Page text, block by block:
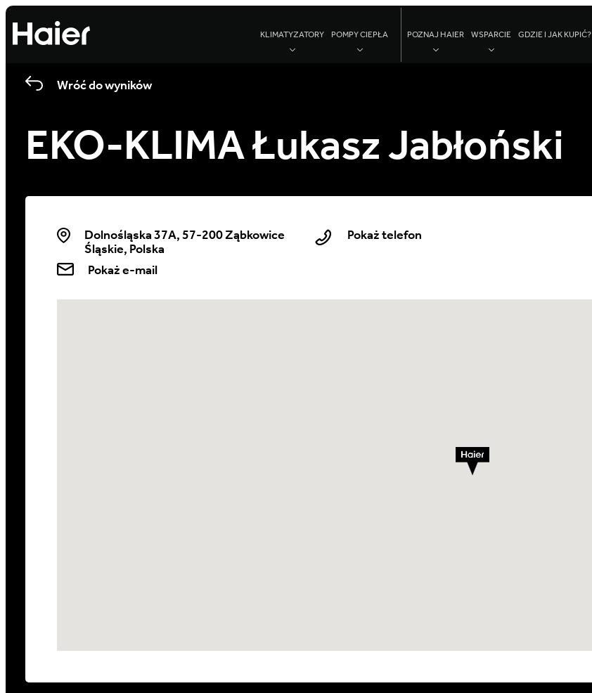
KLIMATYZATORY POMPY CIEPŁA POZNAJ HAIER WSPARCIE GDZIE I JAK KUPIĆ?
Wróć do wyników
EKO-KLIMA Łukasz Jabłoński
Dolnośląska 37A, 57-200 Ząbkowice
Śląskie, Polska
Pokaż telefon
Pokaż e-mail